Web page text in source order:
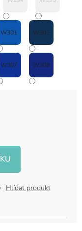
Hlídat produkt
W301 W302
W307 W308